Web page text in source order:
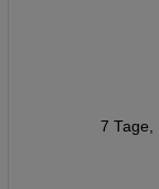
7 Tage,